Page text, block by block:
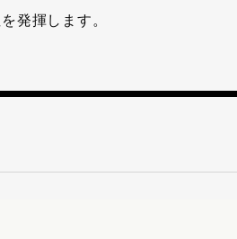
発揮します。